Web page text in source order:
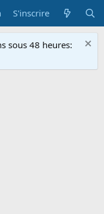
S'inscrire
sous 48 heures: